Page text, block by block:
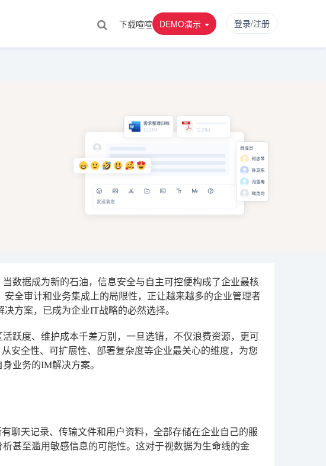
下载喧喧 DEMO演示 登录/注册
数据成为新的石油，信息安全与自主可控便构成了企业最核
全审计和业务集成上的局限性，正让越来越多的企业管理者
方案，已成为企业IT战略的必然选择。
跃度、维护成本千差万别，一旦选错，不仅浪费资源，更可
安全性、可扩展性、部署复杂度等企业最关心的维度，为您
业务的IM解决方案。
聊天记录、传输文件和用户资料，全部存储在企业自己的服
甚至滥用敏感信息的可能性。这对于视数据为生命线的金